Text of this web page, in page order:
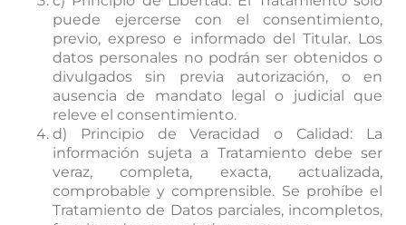
puede ejercerse con el consentimiento,
previo, expreso e informado del Titular. Los
datos personales no podrán ser obtenidos o
divulgados sin previa autorización, o en
ausencia de mandato legal o judicial que
releve el consentimiento.
d) Principio de Veracidad o Calidad: La
información sujeta a Tratamiento debe ser
veraz, completa, exacta, actualizada,
comprobable y comprensible. Se prohíbe el
Tratamiento de Datos parciales, incompletos,